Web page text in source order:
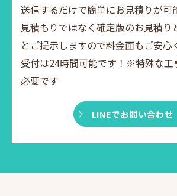
送信するだけで簡単にお見積りが可
見積もりではなく確定版のお見積り
とご提示しますので料金面もご安心
受付は24時間可能です！※特殊な工
必要です
LINEでお問い合わせ